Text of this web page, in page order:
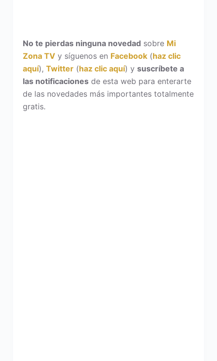
No te pierdas ninguna novedad sobre Mi
Zona TVy síguenos en Facebook(haz clic
aquí), Twitter(haz clic aquí) y suscríbete a
las notificacionesde esta web para enterarte
de las novedades más importantes totalmente
gratis.